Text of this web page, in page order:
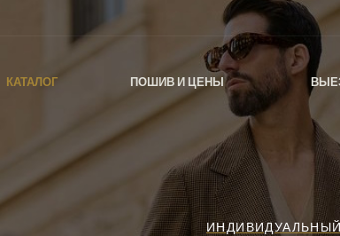
КАТАЛОГ ПОШИВ И ЦЕНЫ